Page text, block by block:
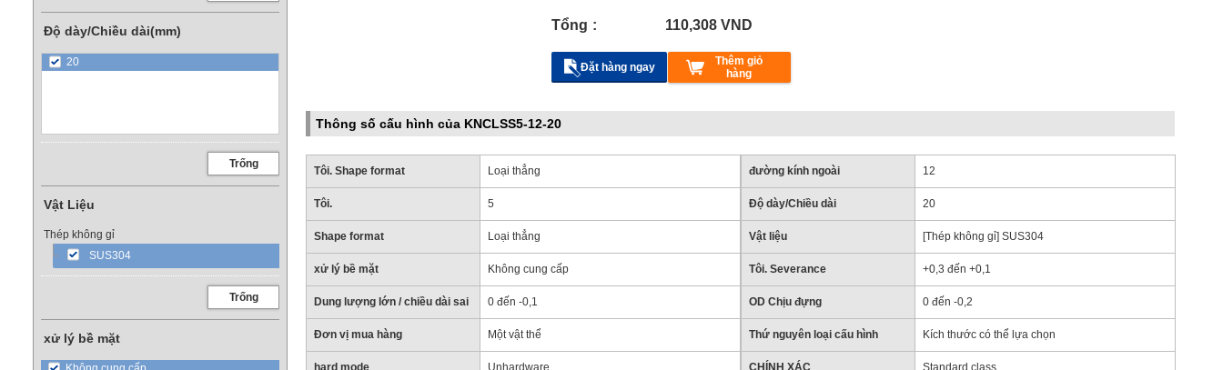
Độ dày/Chiều dài(mm)
20
Trống
Vật Liệu
Thép không gỉ
SUS304
Trống
xử lý bề mặt
Tổng 110,308 VND
Đặt hàng ngay
Thêm giỏ
hàng
Thông số cấu hình của KNCLSS5-12-20
Tôi. Shape format Loại thẳng đường kính ngoài 12
Tôi. 5 Độ dày/Chiều dài 20
Shape format Loại thẳng Vật liệu [Thép không gỉ] SUS304
xử lý bề mặt Không cung cấp Tôi. Severance +0,3 đến +0,1
Dung lượng lớn / chiều dài sai 0 đến -0,1 OD Chịu đựng 0 đến -0,2
Đơn vị mua hàng Một vật thể Thứ nguyên loại cấu hình Kích thước có thể lựa chọn
hard mode Unhardware CHÍNH XÁC Standard class